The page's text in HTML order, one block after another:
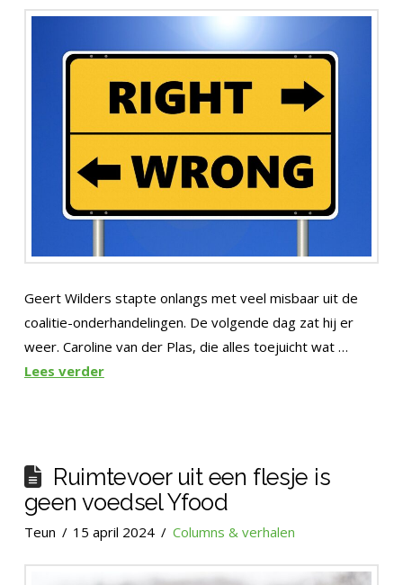
Geert Wilders stapte onlangs met veel misbaar uit de
coalitie-onderhandelingen. De volgende dag zat hij er
weer. Caroline van der Plas, die alles toejuicht wat …
Lees verder
Ruimtevoer uit een flesje is
geen voedsel Yfood
Teun 15 april 2024 Columns & verhalen